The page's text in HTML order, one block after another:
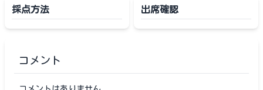
採点方法 出席確認
コメント